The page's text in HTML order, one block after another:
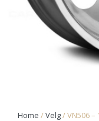
Home /Velg/ VN506 –